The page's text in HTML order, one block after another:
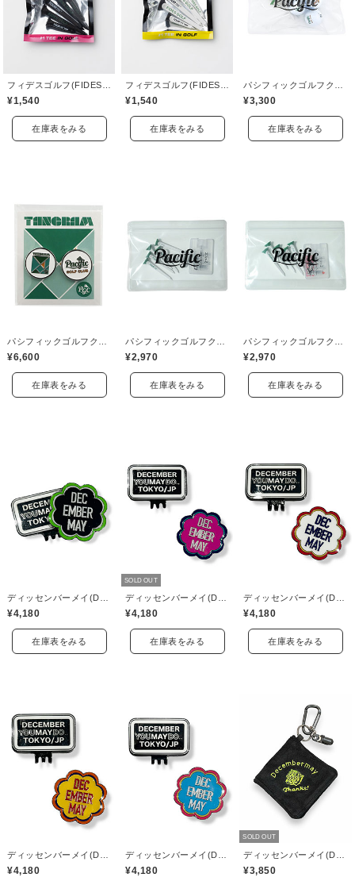
¥1,540
在庫表をみる
¥1,540
在庫表をみる
¥3,300
在庫表をみる
¥6,600
在庫表をみる
¥2,970
在庫表をみる
¥2,970
在庫表をみる
ディッセンバーメイ(DECEMBERMAY)
¥4,180
在庫表をみる
SOLD OUT
ディッセンバーメイ(DECEMBERMAY)
¥4,180
在庫表をみる
ディッセンバーメイ(DECEMBERMAY)
¥4,180
在庫表をみる
¥4,180 ¥4,180
SOLD OUT
¥3,850